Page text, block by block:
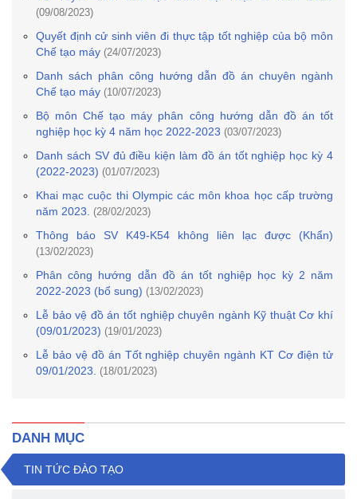
(09/08/2023)
Quyết định cử sinh viên đi thực tập tốt nghiệp của bộ môn
Chế tạo máy (24/07/2023)
Danh sách phân công hướng dẫn đồ án chuyên ngành
Chế tạo máy (10/07/2023)
Bộ môn Chế tạo máy phân công hướng dẫn đồ án tốt
nghiệp học kỳ 4 năm học 2022-2023 (03/07/2023)
Danh sách SV đủ điều kiện làm đồ án tốt nghiệp học kỳ 4
(2022-2023) (01/07/2023)
Khai mạc cuộc thi Olympic các môn khoa học cấp trường
năm 2023.
(28/02/2023)
Thông báo SV K49-K54 không liên lạc được (Khẩn)
(13/02/2023)
Phân công hướng dẫn đồ án tốt nghiệp học kỳ 2 năm
2022-2023 (bổ sung) (13/02/2023)
Lễ bảo vệ đồ án tốt nghiệp chuyên ngành Kỹ thuật Cơ khí
(09/01/2023) (19/01/2023)
Lễ bảo vệ đồ án Tốt nghiệp chuyên ngành KT Cơ điện tử
09/01/2023.
(18/01/2023)
DANH MỤC
TIN TỨC ĐÀO TẠO